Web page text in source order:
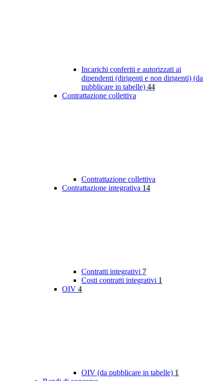
Incarichi conferiti e autorizzati ai
dipendenti (dirigenti e non dirigenti) (da
pubblicare in tabelle) 44
Contrattazione collettiva
Contrattazione collettiva
Contrattazione integrativa 14
Contratti integrativi 7
Costi contratti integrativi 1
OIV 4
OIV (da pubblicare in tabelle) 1